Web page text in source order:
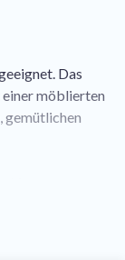
Das
möblierten
gemütlichen
mit
Küche